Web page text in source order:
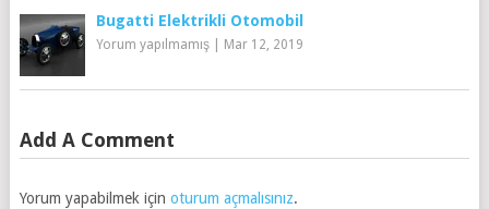
Bugatti Elektrikli Otomobil
Yorum yapılmamış| Mar 12, 2019
Add A Comment
Yorum yapabilmek için oturum açmalısınız.